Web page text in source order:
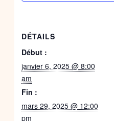
DÉTAILS
Début :
janvier 6, 2025 @ 8:00
am
Fin :
mars 29, 2025 @ 12:00
pm